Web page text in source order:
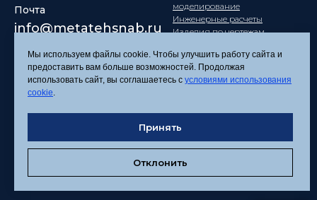
Почта
info@metatehsnab.ru
моделирование
Инженерные расчеты
Изделия по чертежам
Политика
Согласие на обработку
персональных данных
Соглашение об
Мы используем файлы cookie. Чтобы улучшить работу сайта и
предоставить вам больше возможностей. Продолжая
использовать сайт, вы соглашаетесь с условиями использования
cookie.
Принять
Отклонить